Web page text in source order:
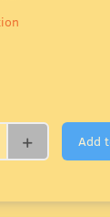
Add